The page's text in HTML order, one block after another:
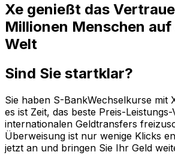
Xe genießt das
Millionen Menschen
Welt
Sind Sie startklar?
Sie haben S-BankWechselkurse mit
es ist Zeit, das beste Preis-
internationalen Geldtransfers
Überweisung ist nur wenige Klicks
jetzt an und bringen Sie Ihr Geld